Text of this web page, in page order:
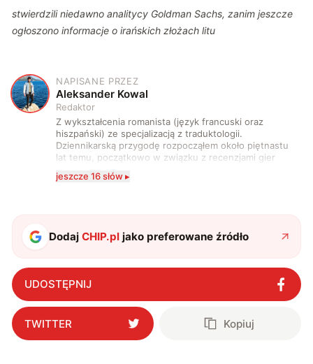
stwierdzili niedawno analitycy Goldman Sachs, zanim jeszcze
ogłoszono informacje o irańskich złożach litu
A
NAPISANE PRZEZ
Aleksander Kowal
Redaktor
Z wykształcenia romanista (język francuski oraz
hiszpański) ze specjalizacją z traduktologii.
Dziennikarską przygodę rozpocząłem około piętnastu
lat temu, początkowo w związku z recenzjami gier
zdecydowanie częściej na tematy związane z nauką
także uprawiać oraz oglądać sport.
jeszcze 16 słów ▸
DodajCHIP.pl jako preferowane źródło
UDOSTĘPNIJ
TWITTER Kopiuj